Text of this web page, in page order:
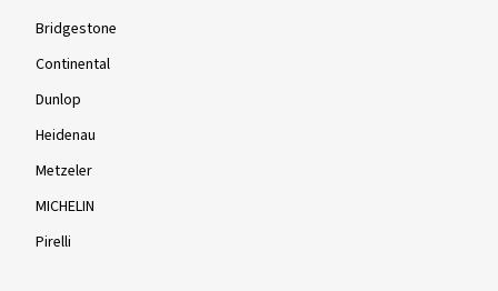
Bridgestone
Continental
Dunlop
Heidenau
Metzeler
MICHELIN
Pirelli